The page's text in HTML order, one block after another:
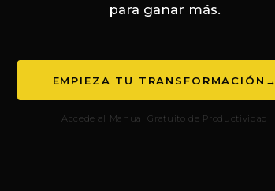
para ganar más.
EMPIEZA TU TRANSFORMACIÓN →
Accede al Manual Gratuito de Productividad